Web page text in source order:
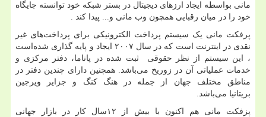
مانی بواسطه ایجاد ارزهای دیجیتال در بستر شبکه خود توانسته جایگاه
خود را در میان رقبایی همچون وب مانی و... پیدا کند .
پرفکت مانی یک سیستم پرداخت الکترونیکی برای پرداخت‌های غیر
نقدی در اینترنت است که در سال ۲۰۰۷ ایجاد و پایه گذاری شده‌است
، این سیستم از نظر حقوقی ثبت شده در پاناما، دفتر مرکزی و
خدمات عملیاتی آن در زوریخ می‌باشد. همچنین دارای چندین دفتر در
مناطق مختلف جهان از جمله در هنگ کنگ و جزایر ویرجین
بریتانیا می‌باشد.
پزفکت مانی هم اکنون با بیش از ۱۲سال کار در بازار جهانی